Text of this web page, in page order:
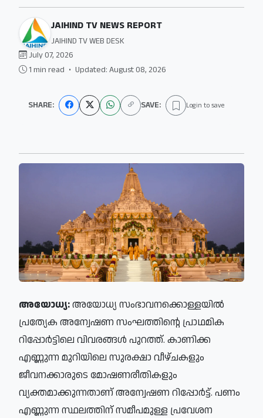
JAIHIND TV NEWS REPORT
JAIHIND TV WEB DESK
July 07, 2026
1 min read • Updated: August 08, 2026
SHARE: SAVE: Login to save
അയോധ്യ:അയോധ്യ സംഭാവനക്കൊള്ളയില്‍
പ്രത്യേക അന്വേഷണ സംഘത്തിന്റെ പ്രാഥമിക
റിപ്പോര്‍ട്ടിലെ വിവരങ്ങള്‍ പുറത്ത്. കാണിക്ക
എണ്ണുന്ന മുറിയിലെ സുരക്ഷാ വീഴ്ചകളും
ജീവനക്കാരുടെ മോഷണരീതികളും
വ്യക്തമാക്കുന്നതാണ് അന്വേഷണ റിപ്പോര്‍ട്ട്. പണം
എണ്ണുന്ന സ്ഥലത്തിന് സമീപമുള്ള പ്രവേശന